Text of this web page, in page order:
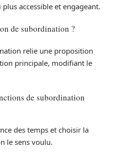
accessible et engageant.
de subordination ?
relie une proposition
principale, modifiant le
de subordination
des temps et choisir la
le sens voulu.